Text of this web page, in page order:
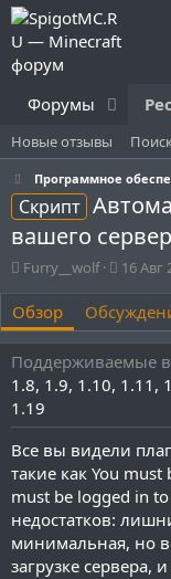
Форумы
Новые отзывы
Программное
Скрипт
вашего
А
т
о
р
Furry__wolf
Д
т
а
с
о
з
а
н
я
16 Авг
Обзор
Поддерживаемые
1.8 1.9 1.10 1.11
1.19
Все вы видели
такие как You must
must be logged in
недостатков:
минимальная, но
загрузке сервера,